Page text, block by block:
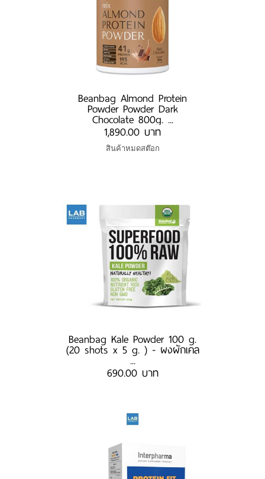
Beanbag Almond Protein
Powder Powder Dark
Chocolate 800g. ...
1,890.00 บาท
สินค้าหมดสต๊อก
Beanbag Kale Powder 100 g.
(20 shots x 5 g. ) - ผงผักเคล
...
690.00 บาท